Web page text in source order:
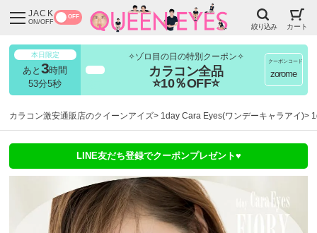
JACK
ON/OFF
OFF
絞り込み カート
本日限定
あと3時間
53分3秒
✧ゾロ目の日の特別クーポン✧
カラコン全品
⭐10％OFF⭐
クーポンコード
zorome
カラコン激安通販店のクイーンアイズ 1day Cara Eyes(ワンデーキャラアイ)
LINE友だち登録でクーポンプレゼント♥